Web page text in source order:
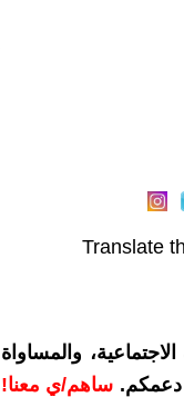
Translate
والمساواة
دعمكم. ساهم/ي معنا!